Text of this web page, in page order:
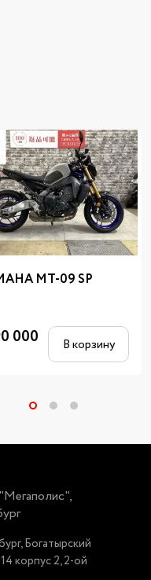
MT-09 SP
000 В корзину
Богатырский
корпус 2, 2-ой